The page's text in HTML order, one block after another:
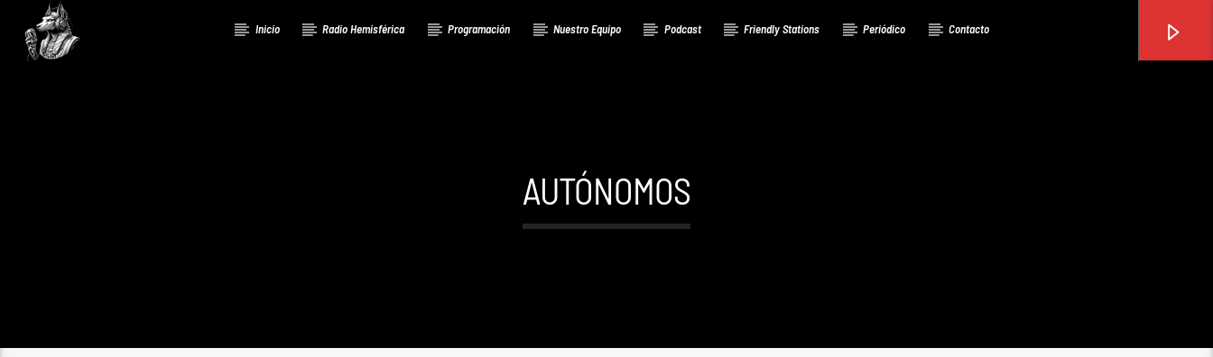
Inicio Radio Hemisférica Programación Nuestro Equipo Podcast Friendly Stations Periódico Contacto
AUTÓNOMOS